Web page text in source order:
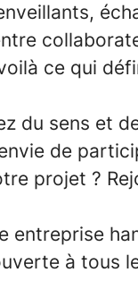
ce qui
du sens et
de
projet ?
entreprise
à tous